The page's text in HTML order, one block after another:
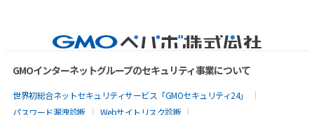
GMOインターネットグループのセキュリティ事業について
世界初総合ネットセキュリティサービス「GMOセキュリティ24」
パスワード漏洩診断
Webサイトリスク診断